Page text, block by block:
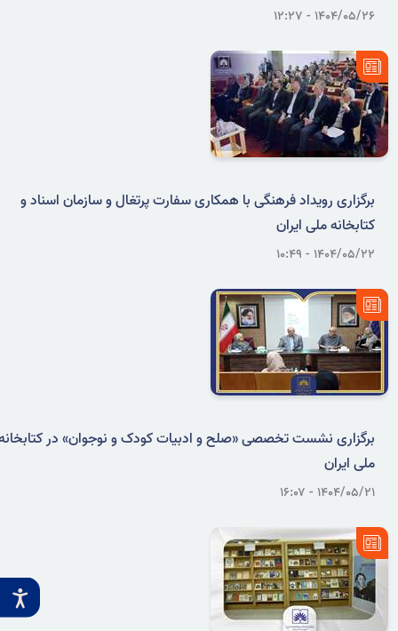
۱۴۰۴/۰۵/۲۶ - ۱۲:۲۷
برگزاری رویداد فرهنگی با همکاری سفارت پرتغال و سازمان اسناد و
کتابخانه ملی ایران
۱۴۰۴/۰۵/۲۲ - ۱۰:۴۹
برگزاری نشست تخصصی «صلح و ادبیات کودک و نوجوان» در
ملی ایران
۱۴۰۴/۰۵/۲۱ - ۱۶:۰۷